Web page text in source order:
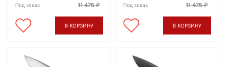
Под заказ 11 475
В КОРЗИНУ
Под заказ 11 475
В КОРЗИНУ